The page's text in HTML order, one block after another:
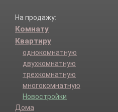
На продажу:
Комнату
Квартиру
однокомнатную
двухкомнатную
трехкомнатную
многокомнатную
Новостройки
Дома